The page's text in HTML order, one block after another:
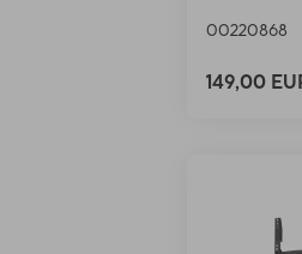
00220868
149,00